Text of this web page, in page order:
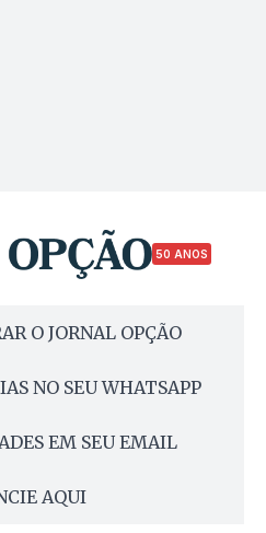
50 ANOS
O JORNAL OPÇÃO
NO SEU WHATSAPP
EM SEU EMAIL
AQUI